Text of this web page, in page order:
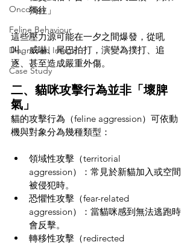
Oncology
Feline Behaviour
Diagnosed Image
Case Study
獨往」
這些壓力源可能在一夕之間爆發，從吼
叫、威嚇、尾巴拍打，演變為撲打、追
逐、甚至造成嚴重外傷。
二、貓咪攻擊行為並非「壞脾
氣」
貓的攻擊行為（feline aggression）可依動
機與對象分為幾種類型：
領域性攻擊（territorial
aggression）：常見於新貓加入或空間
被侵犯時。
恐懼性攻擊（fear-related
aggression）：當貓咪感到無法逃跑時
會反擊。
轉移性攻擊（redirected